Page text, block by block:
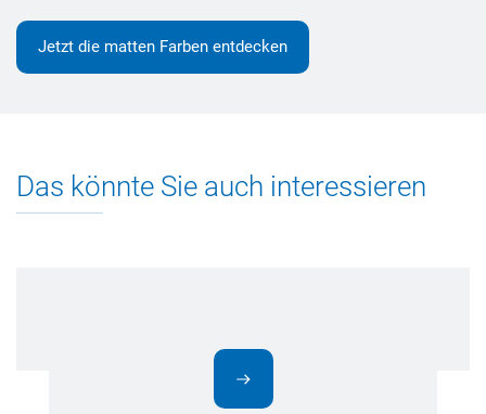
Jetzt die matten Farben entdecken
Das könnte Sie auch interessieren